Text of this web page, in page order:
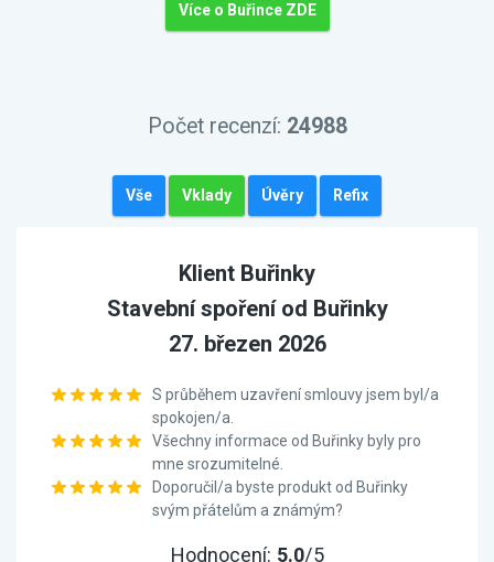
Více o Buřince ZDE
Počet recenzí: 24988
Vše Vklady Úvěry Refix
Klient Buřinky
Stavební spoření od Buřinky
27. březen 2026
S průběhem uzavření smlouvy jsem byl/a
spokojen/a.
Všechny informace od Buřinky byly pro
mne srozumitelné.
Doporučil/a byste produkt od Buřinky
svým přátelům a známým?
Hodnocení: 5.0/5